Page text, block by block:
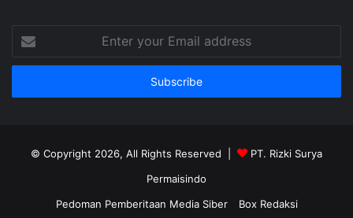
your
Email
© Copyright 2026, All Rights Reserved |
PT. Rizki Surya
Permaisindo
Pedoman Pemberitaan Media Siber
Box Redaksi